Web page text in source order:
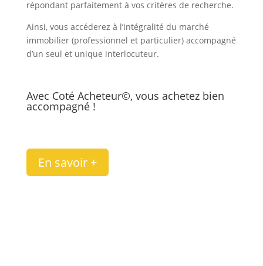
répondant parfaitement à vos critères de recherche.
Ainsi, vous accéderez à l’intégralité du marché
immobilier (professionnel et particulier) accompagné
d’un seul et unique interlocuteur.
Avec Coté Acheteur©, vous achetez bien
accompagné !
En savoir +